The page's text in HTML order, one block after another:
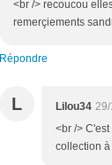
<br /> recoucou
remerçiements
Répondre
L Lilou34
<br />
collection à